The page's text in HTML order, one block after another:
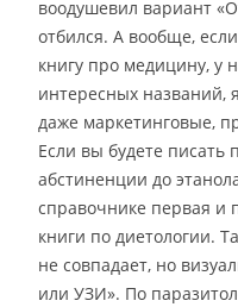
воодушевил вариант
отбился. А вообще,
книгу про медицину, у
интересных названий,
даже маркетинговые,
Если вы будете писать
абстиненции до
справочнике первая и
книги по диетологии.
не совпадает, но
или УЗИ». По